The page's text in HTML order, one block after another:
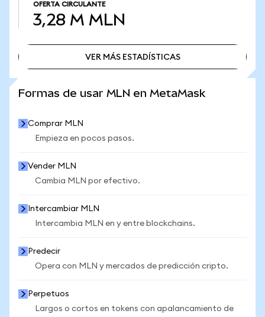
OFERTA CIRCULANTE
3,28 M MLN
VER MÁS ESTADÍSTICAS
Formas de usar MLN en MetaMask
Comprar MLN
Empieza en pocos pasos.
Vender MLN
Cambia MLN por efectivo.
Intercambiar MLN
Intercambia MLN en y entre blockchains.
Predecir
Opera con MLN y mercados de predicción cripto.
Perpetuos
Largos o cortos en tokens con apalancamiento de